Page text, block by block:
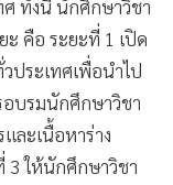
ศ ทั้งนี้ นักศึกษาวิชา
คือ ระยะที่ 1 เปิด
ประเทศเพื่อนำไป
อบรมนักศึกษาวิชา
ละเนื้อหาร่าง
3 ให้นักศึกษาวิชา